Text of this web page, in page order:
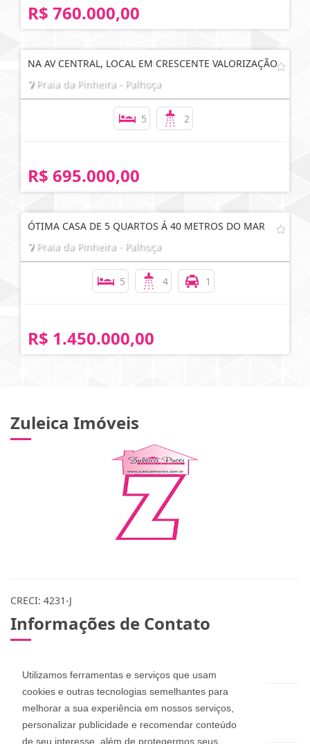
Utilizamos ferramentas e serviços que usam
cookies e outras tecnologias semelhantes para
melhorar a sua experiência em nossos serviços,
personalizar publicidade e recomendar conteúdo
de seu interesse, além de protegermos seus
R$ 760.000,00
NA AV CENTRAL, LOCAL EM CRESCENTE VALORIZAÇÃO
Praia da Pinheira - Palhoça
5 2
R$ 695.000,00
ÓTIMA CASA DE 5 QUARTOS Á 40 METROS DO MAR
Praia da Pinheira - Palhoça
5 4 1
R$ 1.450.000,00
Zuleica Imóveis
CRECI: 4231-J
Informações de Contato
zuleicapinheira@hotmail.com
dan_pucci@hotmail.com